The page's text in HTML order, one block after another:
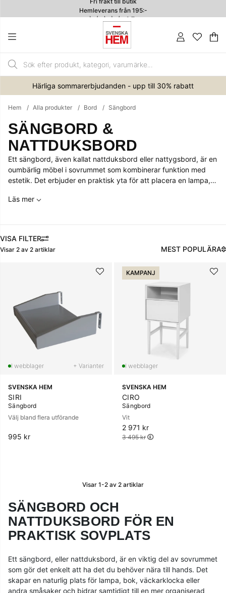
Hemleverans från 195:-
4.7
.
Härliga sommarerbjudanden - upp till 30% rabatt
Hem Alla produkter Bord Sängbord
SÄNGBORD &
NATTDUKSBORD
Ett sängbord, även kallat nattduksbord eller nattygsbord, är en
oumbärlig möbel i sovrummet som kombinerar funktion med
estetik. Det erbjuder en praktisk yta för att placera en lampa,
du ett sängbord som kompletterar ditt sovrum perfekt.Utforska
vårt sortiment för att hitta det ideala sängbordet för ditt hem.
Läs mer
FILTRERA
Visar 2 av 2 artiklar MEST POPULÄRA
+ Varianter
SVENSKA HEM
SIRI
Sängbord
Välj bland flera utförande
995 kr
KAMPANJ
SVENSKA HEM
CIRO
Sängbord
Vit
2 971 kr
Ordinarie pris:
3 495 kr
Visar 1-2 av 2 artiklar
SÄNGBORD OCH
NATTDUKSBORD FÖR EN
PRAKTISK SOVPLATS
Ett sängbord, eller nattduksbord, är en viktig del av sovrummet
som gör det enkelt att ha det du behöver nära till hands. Det
skapar en naturlig plats för lampa, bok, väckarklocka eller
andra småsaker och bidrar samtidigt till en mer organiserad